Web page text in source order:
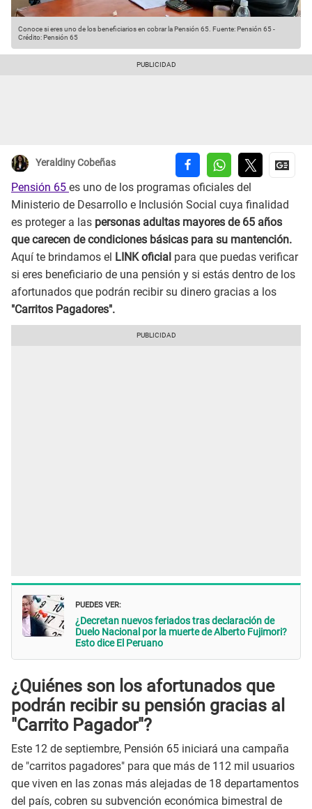
Conoce si eres uno de los beneficiarios en cobrar la Pensión 65. Fuente: Pensión 65-
Crédito: Pensión 65
Yeraldiny Cobeñas
Pensión 65 es uno de los programas oficiales del
Ministerio de Desarrollo e Inclusión Social cuya finalidad
es proteger a las personas adultas mayores de 65 años
que carecen de condiciones básicas para su mantención.
Aquí te brindamos el LINK oficial para que puedas verificar
si eres beneficiario de una pensión y si estás dentro de los
afortunados que podrán recibir su dinero gracias a los
"Carritos Pagadores".
PUEDES VER:
¿Decretan nuevos feriados tras declaración de
Duelo Nacional por la muerte de Alberto Fujimori?
Esto dice El Peruano
¿Quiénes son los afortunados que
podrán recibir su pensión gracias al
"Carrito Pagador"?
Este 12 de septiembre, Pensión 65 iniciará una campaña
de "carritos pagadores" para que más de 112 mil usuarios
que viven en las zonas más alejadas de 18 departamentos
del país, cobren su subvención económica bimestral de